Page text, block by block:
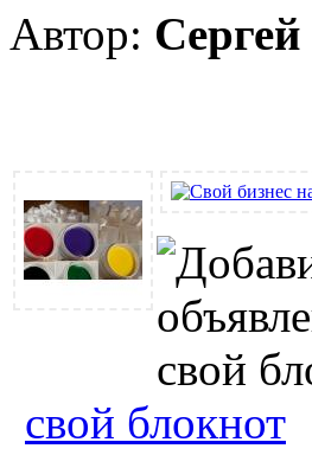
Автор: Сергей
свой блокнот